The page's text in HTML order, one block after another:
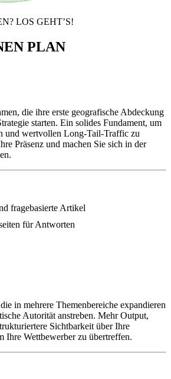
LOS GEHT’S!
PLAN
die ihre erste geografische Abdeckung
starten. Ein solides Fundament, um
und wertvollen Long-Tail-Traffic zu
Präsenz und machen Sie sich in der
fragebasierte Artikel
für Antworten
in mehrere Themenbereiche expandieren
Autorität anstreben. Mehr Output,
Sichtbarkeit über Ihre
Ihre Wettbewerber zu übertreffen.